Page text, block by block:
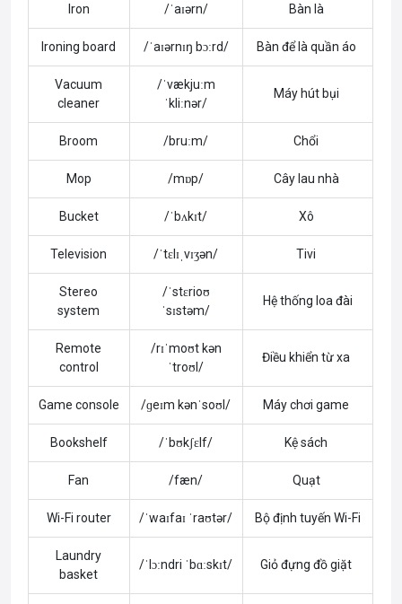
Iron /ˈaɪərn/ Bàn là
Ironing board /ˈaɪərnɪŋ bɔːrd/ Bàn để là quần áo
Vacuum
cleaner
/ˈvækjuːm
ˈkliːnər/
Máy hút bụi
Broom /bruːm/ Chổi
Mop /mɒp/ Cây lau nhà
Bucket /ˈbʌkɪt/ Xô
Television /ˈtɛlɪˌvɪʒən/ Tivi
Stereo
system
/ˈstɛrioʊ
ˈsɪstəm/
Hệ thống loa đài
Remote
control
/rɪˈmoʊt kən
ˈtroʊl/
Điều khiển từ xa
Game console /ɡeɪm kənˈsoʊl/ Máy chơi game
Bookshelf /ˈbʊkʃɛlf/ Kệ sách
Fan /fæn/ Quạt
Wi-Fi router /ˈwaɪfaɪ ˈraʊtər/ Bộ định tuyến Wi-Fi
Laundry
basket
/ˈlɔːndri ˈbɑːskɪt/ Giỏ đựng đồ giặt